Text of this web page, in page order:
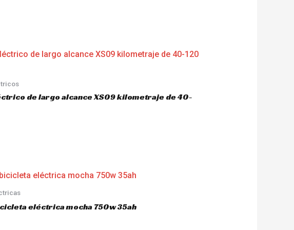
de largo alcance XS09 kilometraje de 40-
eléctrica mocha 750w 35ah